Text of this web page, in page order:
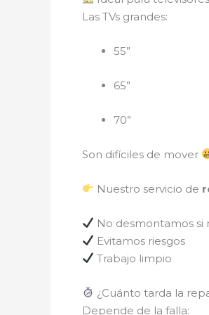
Las TVs grandes:
55”
65”
70”
Son difíciles de mover
Nuestro servicio de
No desmontamos si
Evitamos riesgos
Trabajo limpio
¿Cuánto tarda la
Depende de la falla: